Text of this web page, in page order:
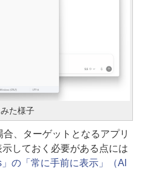
た様子
、ターゲットとなるアプリ
しておく必要がある点には
」の「常に手前に表示」（Al